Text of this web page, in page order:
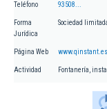
Teléfono 93508...
Forma
Jurídica
Sociedad
Página Web www.qinstant.es
Actividad Fontanería,